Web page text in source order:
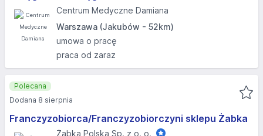
Centrum Medyczne Damiana
Warszawa (Jakubów - 52km)
umowa o pracę
praca od zaraz
Franczyzobiorca/Franczyzobiorczyni sklepu Żabka
Żabka Polska Sp. z o. o.
Polecana
Dodana 8 sierpnia